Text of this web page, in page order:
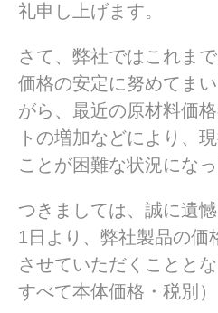
礼申し上げます。
さて、弊社ではこれま
価格の安定に努めてま
がら、最近の原材料価
トの増加などにより、
ことが困難な状況になっ
つきましては、誠に遺
1日より、弊社製品の価
させていただくことと
すべて本体価格・税別）